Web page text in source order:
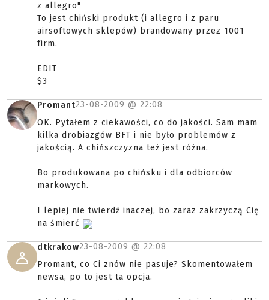
z allegro"
To jest chiński produkt (i allegro i z paru
airsoftowych sklepów) brandowany przez 1001
firm.
EDIT
$3
Promant23-08-2009 @ 22:08
OK. Pytałem z ciekawości, co do jakości. Sam mam
kilka drobiazgów BFT i nie było problemów z
jakością. A chińszczyzna też jest różna.
Bo produkowana po chińsku i dla odbiorców
markowych.
I lepiej nie twierdź inaczej, bo zaraz zakrzyczą Cię
na śmierć
dtkrakow23-08-2009 @ 22:08
Promant, co Ci znów nie pasuje? Skomentowałem
newsa, po to jest ta opcja.